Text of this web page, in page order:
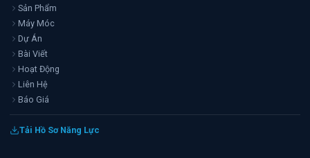
Sản Phẩm
Máy Móc
Dự Án
Bài Viết
Hoạt Động
Liên Hệ
Báo Giá
Tải Hồ Sơ Năng Lực